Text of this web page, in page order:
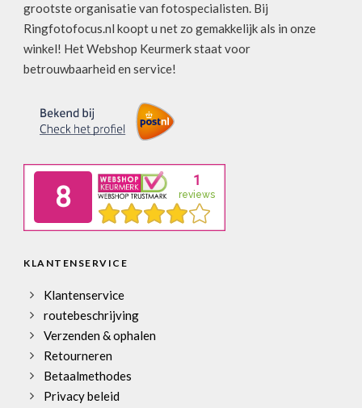
grootste organisatie van fotospecialisten. Bij
Ringfotofocus.nl koopt u net zo gemakkelijk als in onze
winkel! Het Webshop Keurmerk staat voor
betrouwbaarheid en service!
KLANTENSERVICE
Klantenservice
routebeschrijving
Verzenden & ophalen
Retourneren
Betaalmethodes
Privacy beleid